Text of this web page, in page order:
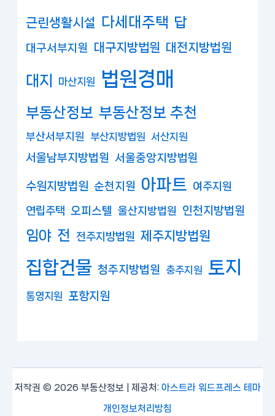
근린생활시설 다세대주택 답
대구서부지원 대구지방법원 대전지방법원
대지 마산지원 법원경매
부동산정보 부동산정보 추천
부산서부지원 부산지방법원 서산지원
서울남부지방법원 서울중앙지방법원
수원지방법원 순천지원 아파트 여주지원
연립주택 오피스텔 울산지방법원 인천지방법원
임야 전 전주지방법원 제주지방법원
집합건물 청주지방법원 충주지원 토지
통영지원 포항지원
저작권 © 2026 부동산정보 | 제공처: 아스트라 워드프레스 테마
개인정보처리방침